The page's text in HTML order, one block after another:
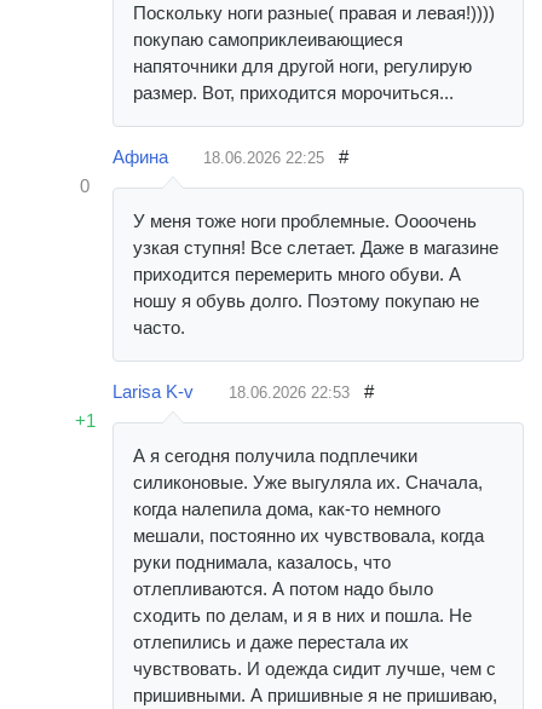
Поскольку ноги разные( правая и левая!))))
покупаю самоприклеивающиеся
напяточники для другой ноги, регулирую
размер. Вот, приходится морочиться...
0
Афина 18.06.2026 22:25 #
У меня тоже ноги проблемные. Оооочень
узкая ступня! Все слетает. Даже в магазине
приходится перемерить много обуви. А
ношу я обувь долго. Поэтому покупаю не
часто.
+1
Larisa K-v 18.06.2026 22:53 #
А я сегодня получила подплечики
силиконовые. Уже выгуляла их. Сначала,
когда налепила дома, как-то немного
мешали, постоянно их чувствовала, когда
руки поднимала, казалось, что
отлепливаются. А потом надо было
сходить по делам, и я в них и пошла. Не
отлепились и даже перестала их
чувствовать. И одежда сидит лучше, чем с
пришивными. А пришивные я не пришиваю,